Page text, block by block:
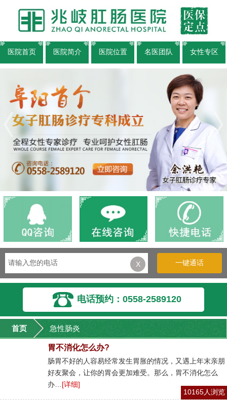
医院首页 医院简介 医院位置 名医团队 女性专区
X 一键通话
电话预约：0558-2589120
首页 急性肠炎
胃不消化怎么办?
肠胃不好的人容易经常发生胃胀的情况，又遇上年末亲朋
好友聚会，让你的胃会更加难受。那么，胃不消化怎么
办… [详细]
10165人浏览